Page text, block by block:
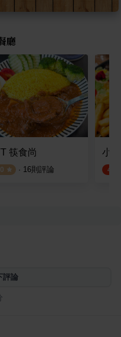
廳
筷食尚
· 16則評論
小
4.9
評論